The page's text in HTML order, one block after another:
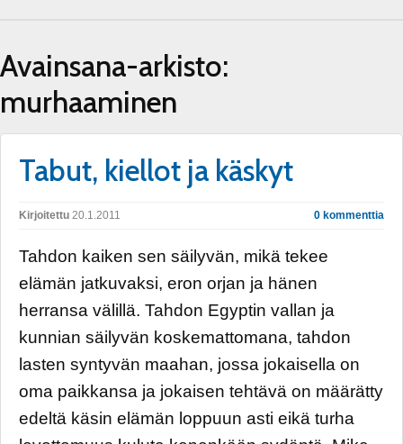
Avainsana-arkisto:
murhaaminen
Tabut, kiellot ja käskyt
Kirjoitettu 20.1.2011 0 kommenttia
Tahdon kaiken sen säilyvän, mikä tekee
elämän jatkuvaksi, eron orjan ja hänen
herransa välillä. Tahdon Egyptin vallan ja
kunnian säilyvän koskemattomana, tahdon
lasten syntyvän maahan, jossa jokaisella on
oma paikkansa ja jokaisen tehtävä on määrätty
edeltä käsin elämän loppuun asti eikä turha